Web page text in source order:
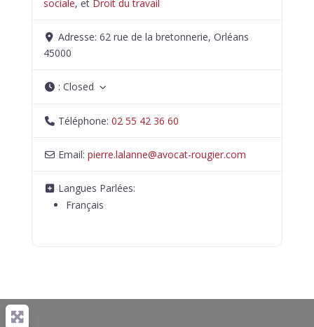
sociale, et Droit du travail
Adresse:62 rue de la bretonnerie, Orléans
45000
:Closed
Téléphone:02 55 42 36 60
Email:pierre.lalanne@avocat-rougier.com
Langues Parlées:
Français